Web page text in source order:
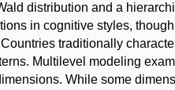
distribution and a
in cognitive styles,
traditionally
Multilevel modeling
While some